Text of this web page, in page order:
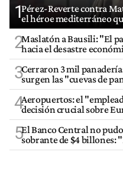
1Pérez-Reverte contra
el héroe mediterráneo
2Maslatón a Bausili: "El
hacia el desastre
3Cerraron 3 mil
surgen las "cuevas de
4Aeropuertos: el
decisión crucial sobre
5El Banco Central no
sobrante de $4 billones: